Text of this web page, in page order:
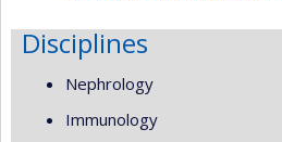
Disciplines
Nephrology
Immunology